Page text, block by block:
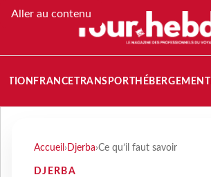
Aller au contenu
FRANCETRANSPORT HÉBERGEMENT
Accueil › Djerba›Ce qu’il faut savoir
DJERBA